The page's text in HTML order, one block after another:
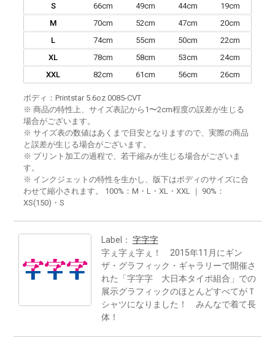
S
66cm 49cm 44cm
19cm
M
70cm 52cm 47cm
20cm
L
74cm 55cm 50cm
22cm
XL
78cm 58cm 53cm
24cm
XXL
82cm 61cm 56cm 26cm
ボディ：Printstar 5.6oz 0085-CVT
※ 商品の特性上、サイズ表記から1〜2cm程度の誤差が生じる
場合がございます。
※ サイズ表の数値はあくまで目安となりますので、実際の商品
と誤差が生じる場合がございます。
※ プリント加工の過程で、若干縮みが生じる場合がございま
す。
※ インクジェットの特性を生かし、版下はボディのサイズに合
わせて縮小されます。 100%：M・L・XL・XXL ｜ 90%：
XS(150)・S
Label： 字字字
字ぇ字ぇ字ぇ！ 2015年11月にギン
ザ・グラフィック・ギャラリーで開催さ
れた「字字字 大日本タイポ組合」での
展示グラフィックのほとんどすべてがＴ
シャツになりました！ みんなで着て長
体！